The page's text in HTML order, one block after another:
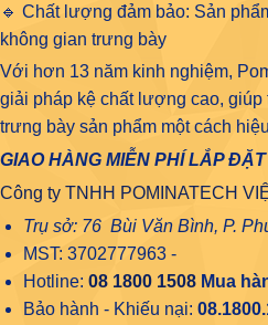
🔹 Chất lượng đảm bảo: Sản
không gian trưng bày
Với hơn 13 năm kinh nghiệm,
giải pháp kệ chất lượng cao,
trưng bày sản phẩm một cách
GIAO HÀNG MIỄN PHÍ LẮP
Công ty TNHH POMINATECH
Trụ sở: 76 Bùi Văn Bình, P.
MST: 3702777963 -
Hotline: 08 1800 1508Mua
Bảo hành - Khiếu nại: